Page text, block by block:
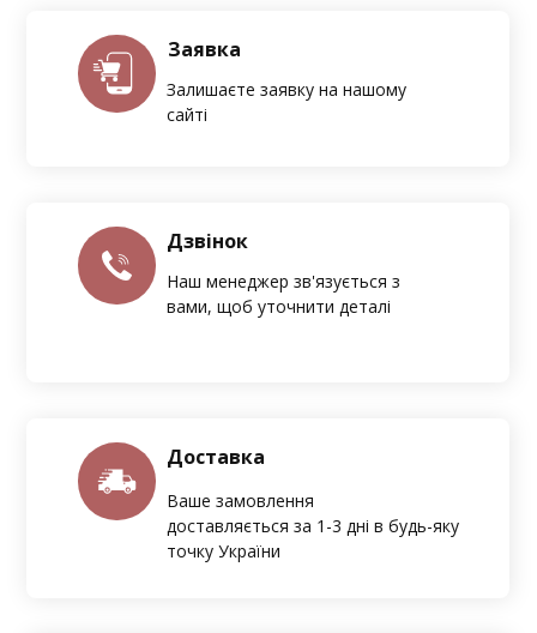
Заявка
Залишаєте заявку на нашому
сайті
Дзвінок
Наш менеджер зв'язується з
вами, щоб уточнити деталі
Доставка
Ваше замовлення
доставляється за 1-3 дні в будь-яку
точку України